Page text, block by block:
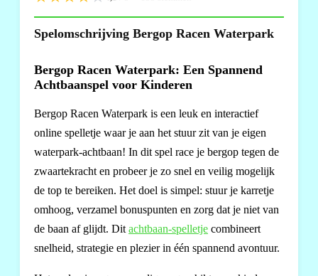
Spelomschrijving Bergop Racen Waterpark
Bergop Racen Waterpark: Een Spannend
Achtbaanspel voor Kinderen
Bergop Racen Waterpark is een leuk en interactief
online spelletje waar je aan het stuur zit van je eigen
waterpark-achtbaan! In dit spel race je bergop tegen de
zwaartekracht en probeer je zo snel en veilig mogelijk
de top te bereiken. Het doel is simpel: stuur je karretje
omhoog, verzamel bonuspunten en zorg dat je niet van
de baan af glijdt. Dit achtbaan-spelletje combineert
snelheid, strategie en plezier in één spannend avontuur.